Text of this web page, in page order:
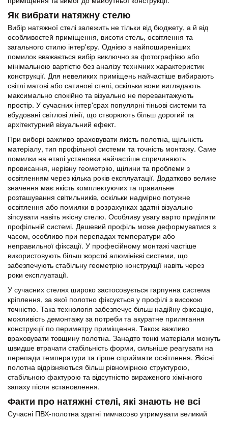
Як вибрати натяжну стелю
Вибір натяжної стелі залежить не тільки від бюджету, а й від
особливостей приміщення, висоти стель, освітлення та
загального стилю інтер'єру. Однією з найпоширеніших
помилок вважається вибір виключно за фотографією або
мінімальною вартістю без аналізу технічних характеристик
конструкції. Для невеликих приміщень найчастіше вибирають
світлі матові або сатинові стелі, оскільки вони виглядають
максимально спокійно та візуально не перевантажують
простір. У сучасних інтер'єрах популярні тіньові системи та
вбудовані світлові лінії, що створюють більш дорогий та
архітектурний візуальний ефект.
При виборі важливо враховувати якість полотна, щільність
матеріалу, тип профільної системи та точність монтажу. Саме
помилки на етапі установки найчастіше спричиняють
провисання, нерівну геометрію, щілини та проблеми з
освітленням через кілька років експлуатації. Додатково велике
значення має якість комплектуючих та правильне
розташування світильників, оскільки надмірно потужне
освітлення або помилки в розрахунках здатні візуально
зіпсувати навіть якісну стелю. Особливу увагу варто приділяти
профільній системі. Дешевий профіль може деформуватися з
часом, особливо при перепадах температури або
неправильної фіксації. У професійному монтажі частіше
використовують більш жорсткі алюмінієві системи, що
забезпечують стабільну геометрію конструкції навіть через
роки експлуатації.
У сучасних стелях широко застосовується гарпунна система
кріплення, за якої полотно фіксується у профілі з високою
точністю. Така технологія забезпечує більш надійну фіксацію,
можливість демонтажу за потреби та акуратне прилягання
конструкції по периметру приміщення. Також важливо
враховувати товщину полотна. Занадто тонкі матеріали можуть
швидше втрачати стабільність форми, сильніше реагувати на
перепади температури та гірше сприймати освітлення. Якісні
полотна відрізняються більш рівномірною структурою,
стабільною фактурою та відсутністю вираженого хімічного
запаху після встановлення.
Факти про натяжні стелі, які знають не всі
Сучасні ПВХ-полотна здатні тимчасово утримувати великий